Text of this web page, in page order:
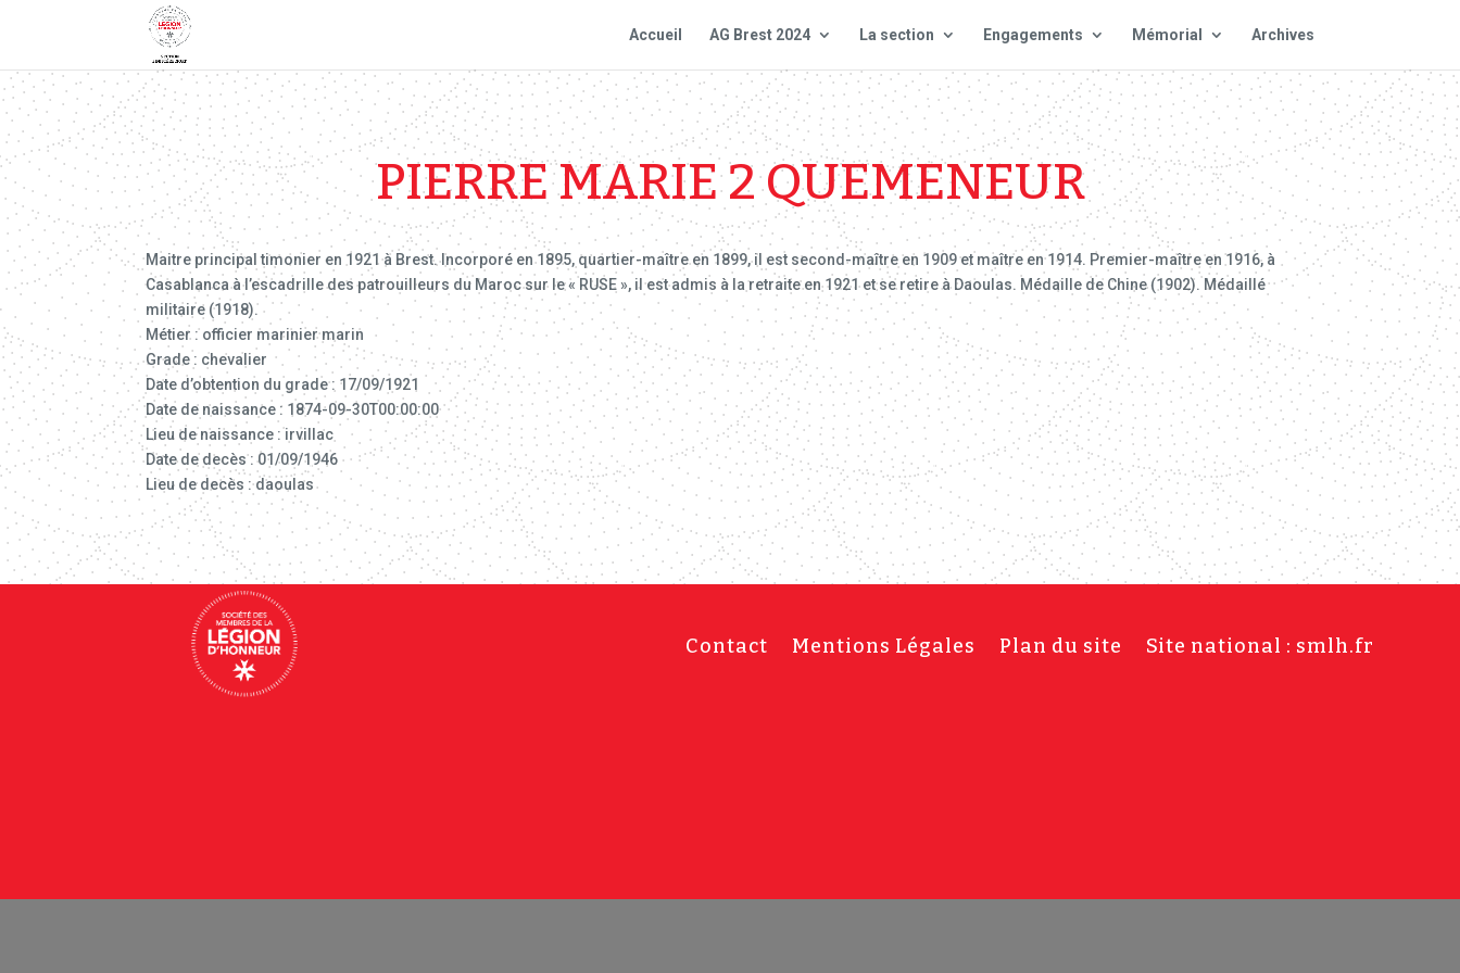
Accueil AG Brest 2024 La section Engagements Mémorial Archives
PIERRE MARIE 2 QUEMENEUR
Maitre principal timonier en 1921 à Brest. Incorporé en 1895, quartier-maître en 1899, il est second-maître en 1909 et maître en 1914. Premier-maître en 1916, à
Casablanca à l’escadrille des patrouilleurs du Maroc sur le « RUSE », il est admis à la retraite en 1921 et se retire à Daoulas. Médaille de Chine (1902). Médaillé
militaire (1918).
Métier : officier marinier marin
Grade : chevalier
Date d’obtention du grade : 17/09/1921
Date de naissance : 1874-09-30T00:00:00
Lieu de naissance : irvillac
Date de decès : 01/09/1946
Lieu de decès : daoulas
Contact Mentions Légales Plan du site Site national : smlh.fr